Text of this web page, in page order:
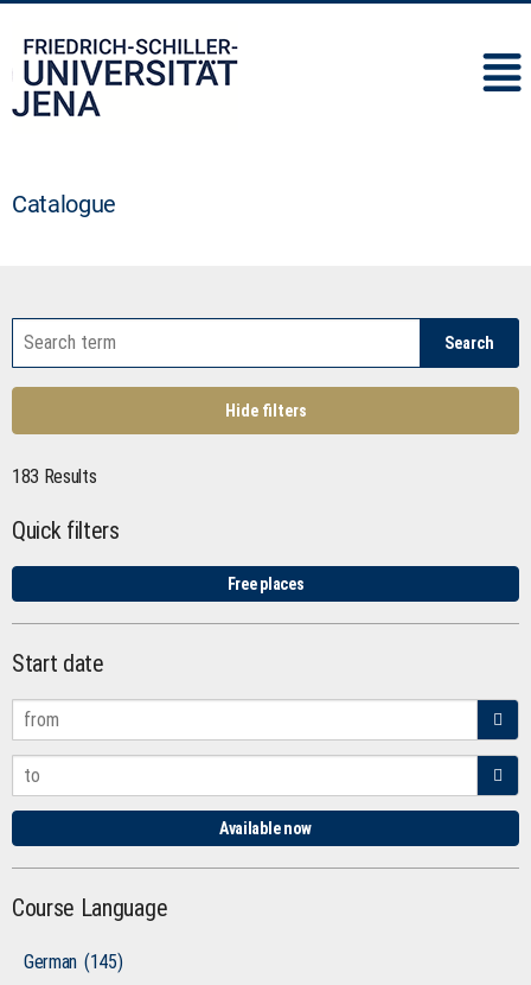
Catalogue
Search
Hide filters
183 Results
Quick filters
Free places
Start date
Available now
Course Language
German (145)